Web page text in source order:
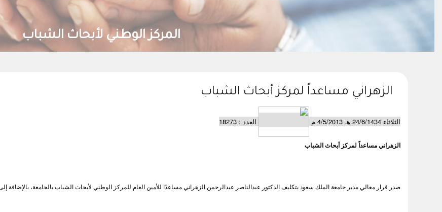
المركز الوطني لأبحاث الشباب
الزهراني مساعداً لمركز أبحاث الشباب
الثلاثاء 24/6/1434 هـ 4/5/2013 م العدد : 18273
الزهراني مساعداً لمركز أبحاث الشباب
صدر قرار معالي مدير جامعة الملك سعود بتكليف الدكتور عبدالناصر عبدالرحمن الزهراني مساعدًا للأمين العام للمركز الوطني لأبحاث الشباب بالجامعة، بالإضافة